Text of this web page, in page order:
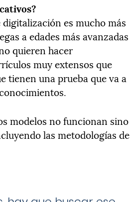
es mucho más
a edades más avanzadas
quieren hacer
muy extensos que
tienen una prueba que va a
modelos no funcionan sino
las metodologías de